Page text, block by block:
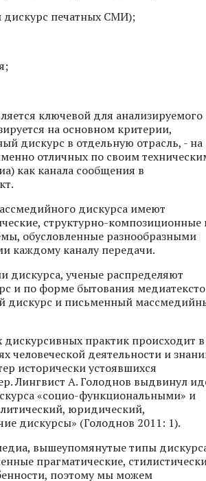
дискурс печатных СМИ);
ключевой для анализируемого
на основном критерии,
дискурс в отдельную отрасль, - на
отличных по своим
как канала сообщения в
дискурса имеют
структурно-композиционные
обусловленные разнообразными
каждому каналу передачи.
дискурса, ученые распределяют
и по форме бытования
дискурс и письменный
практик происходит в
человеческой деятельности и
исторически устоявшихся
Лингвист А. Голоднов выдвинул
«социо-функциональными» и
юридический,
дискурсы» (Голоднов 2011: 1).
вышеупомянутые типы
прагматические,
поэтому мы можем